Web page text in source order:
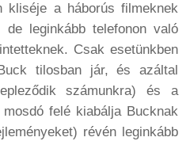
kliséje a háborús filmeknek
leginkább telefonon való
Csak esetünkben
tilosban jár, és azáltal
számunkra) és a
felé kiabálja Bucknak
révén leginkább